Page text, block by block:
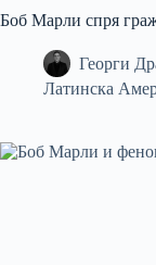
Боб Марли спря
Георги
Латинска